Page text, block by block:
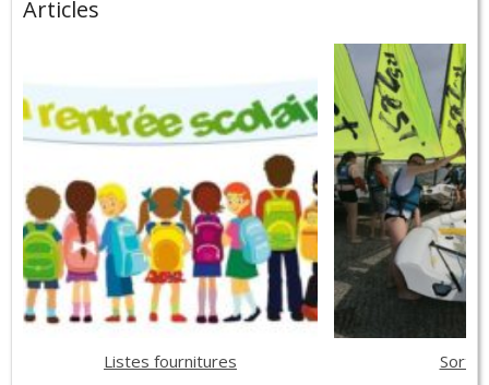
Articles
Listes fournitures Sortie